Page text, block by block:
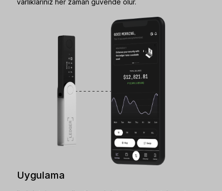
varlıklarınız her zaman güvende olur.
Uygulama